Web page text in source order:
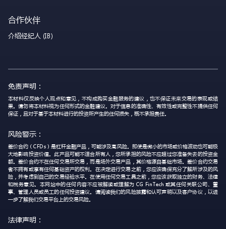
合作伙伴
介绍经纪人 (IB)
免责声明：
本材料仅反映个人观点和意见，不构成购买金融服务的建议，也不保证未来交易的表现或结
果。请勿将本材料视为任何形式的金融建议。对于信息的准确性、有效性或完整性不提供任何
保证，且对于基于本材料进行的投资所产生的任何损失，概不承担责任。
风险警示：
差价合约（CFDs）是杠杆金融产品，可能涉及高风险。即使是微小的市场或价格波动也可能极
大地影响投资价值。此产品可能不适合所有人，您所承担的风险不应超过您准备失去的投资金
额。差价合约不在任何交易所交易，而是场外交易产品，其价格源自基础市场。差价合约交易
者不拥有或享有任何基础资产的权利。在决定进行交易之前，您应该确保充分了解所涉及的风
险，并考虑到自己的交易经验水平。在使用任何交易工具之前，您应该获取独立的财务、法律
和税务意见。本网站中的任何内容不应被解读或理解为 CG FinTech 或其任何关联公司、董
事、管理人员或员工的任何投资建议。请阅读我们的风险披露和认可声明以及客户协议，以进
一步了解我们交易平台上的交易风险。
法律声明：